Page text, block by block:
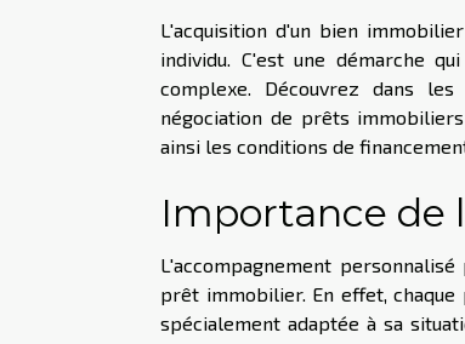
L'acquisition d'un bien
individu. C'est une démarche
complexe. Découvrez dans
négociation de prêts
ainsi les conditions de
Importance de
L'accompagnement
prêt immobilier. En effet,
spécialement adaptée à sa